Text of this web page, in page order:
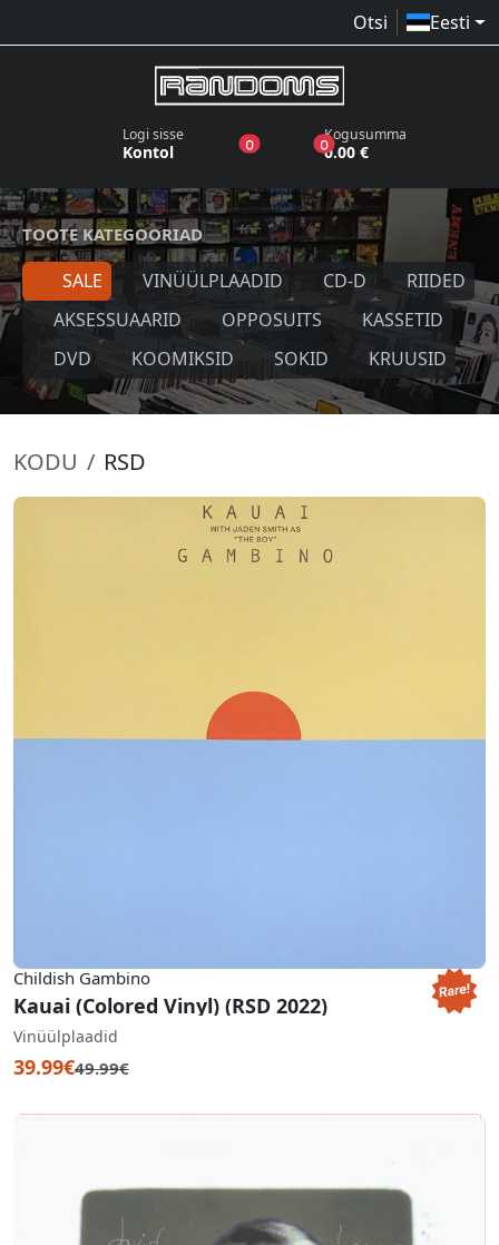
Otsi Eesti
Logi sisse
Kontol 0toodet sooviloendis
0toodet ostukorvis
Kogusumma
0.00 €
TOOTE KATEGOORIAD
SALE VINÜÜLPLAADID CD-D
RIIDED
AKSESSUAARID
OPPOSUITS
KASSETID
DVD
KOOMIKSID SOKID KRUUSID
KODU RSD
Childish Gambino
Kauai (Colored Vinyl) (RSD 2022)
Vinüülplaadid
39.99€49.99€